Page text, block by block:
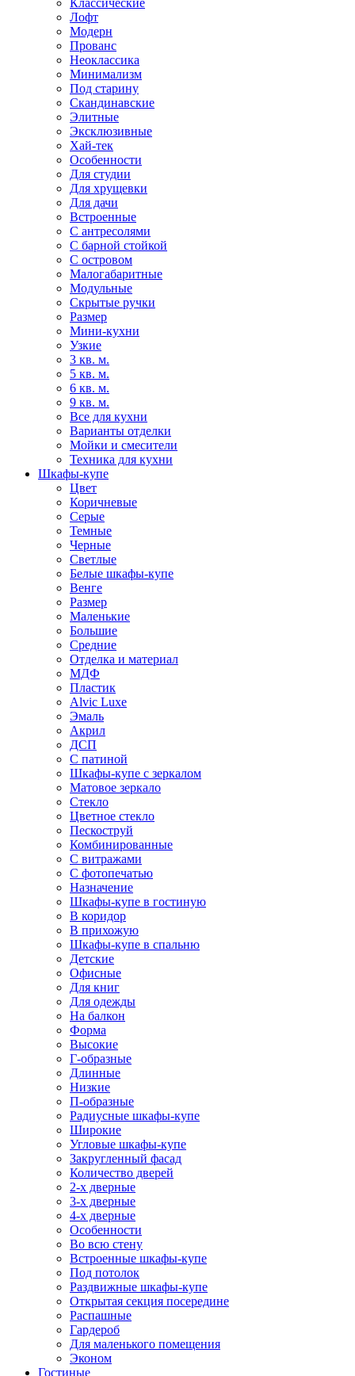
Классические
Лофт
Модерн
Прованс
Неоклассика
Минимализм
Под старину
Скандинавские
Элитные
Эксклюзивные
Хай-тек
Особенности
Для студии
Для хрущевки
Для дачи
Встроенные
С антресолями
С барной стойкой
С островом
Малогабаритные
Модульные
Скрытые ручки
Размер
Мини-кухни
Узкие
3 кв. м.
5 кв. м.
6 кв. м.
9 кв. м.
Все для кухни
Варианты отделки
Мойки и смесители
Техника для кухни
Шкафы-купе
Цвет
Коричневые
Серые
Темные
Черные
Светлые
Белые шкафы-купе
Венге
Размер
Маленькие
Большие
Средние
Отделка и материал
МДФ
Пластик
Alvic Luxe
Эмаль
Акрил
ДСП
С патиной
Шкафы-купе с зеркалом
Матовое зеркало
Стекло
Цветное стекло
Пескоструй
Комбинированные
С витражами
С фотопечатью
Назначение
Шкафы-купе в гостиную
В коридор
В прихожую
Шкафы-купе в спальню
Детские
Офисные
Для книг
Для одежды
На балкон
Форма
Высокие
Г-образные
Длинные
Низкие
П-образные
Радиусные шкафы-купе
Широкие
Угловые шкафы-купе
Закругленный фасад
Количество дверей
2-х дверные
3-х дверные
4-х дверные
Особенности
Во всю стену
Встроенные шкафы-купе
Под потолок
Раздвижные шкафы-купе
Открытая секция посередине
Распашные
Гардероб
Для маленького помещения
Эконом
Гостиные